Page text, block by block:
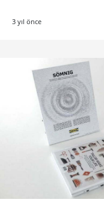
3 yıl önce